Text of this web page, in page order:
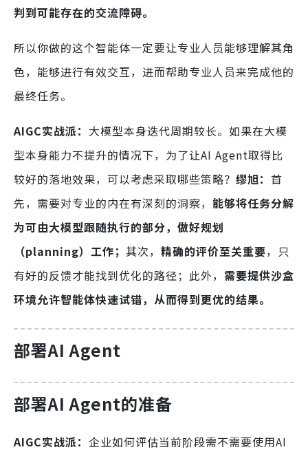
判到可能存在的交流障碍。
所以你做的这个智能体一定要让专业人员能够理解其角
色，能够进行有效交互，进而帮助专业人员来完成他的
最终任务。
AIGC实战派： 大模型本身迭代周期较长。如果在大模
型本身能力不提升的情况下，为了让AI Agent取得比
较好的落地效果，可以考虑采取哪些策略？ 缪旭： 首
先，需要对专业的内在有深刻的洞察， 能够将任务分解
为可由大模型跟随执行的部分，做好规划
（planning）工作； 其次， 精确的评价至关重要，只
有好的反馈才能找到优化的路径；此外， 需要提供沙盒
环境允许智能体快速试错，从而得到更优的结果。
部署AI Agent
部署AI Agent的准备
AIGC实战派： 企业如何评估当前阶段需不需要使用AI